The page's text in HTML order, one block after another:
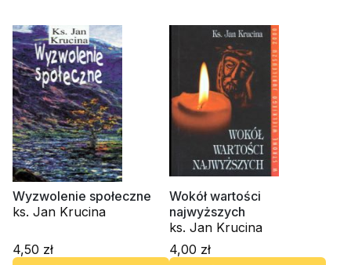
Wyzwolenie społeczne
ks. Jan Krucina
4,50 zł
Wokół wartości
najwyższych
ks. Jan Krucina
4,00 zł